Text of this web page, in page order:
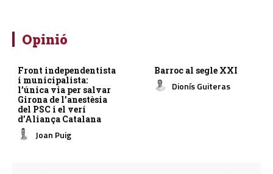
Opinió
Front independentista
i municipalista:
l’única via per salvar
Girona de l’anestèsia
del PSC i el verí
d’Aliança Catalana
Joan Puig
Barroc al segle XXI
Dionís Guiteras